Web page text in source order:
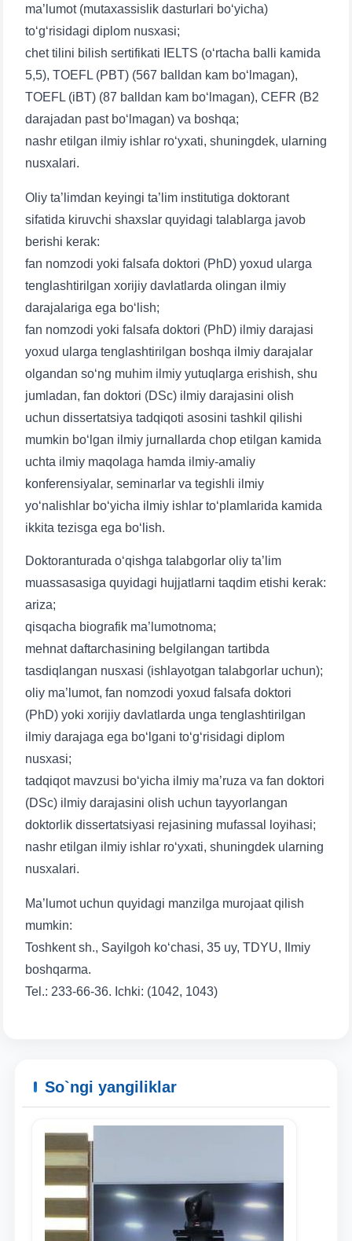
Telefon raqamingiz
Pochta
yuborish
ma’lumot (mutaxassislik dasturlari bo‘yicha)
to‘g‘risidagi diplom nusxasi;
chet tilini bilish sertifikati IELTS (o‘rtacha balli kamida
5,5), TOEFL (PBT) (567 balldan kam bo‘lmagan),
TOEFL (iBT) (87 balldan kam bo‘lmagan), CEFR (B2
darajadan past bo‘lmagan) va boshqa;
nashr etilgan ilmiy ishlar ro‘yxati, shuningdek, ularning
nusxalari.
Oliy ta’limdan keyingi ta’lim institutiga doktorant
sifatida kiruvchi shaxslar quyidagi talablarga javob
berishi kerak:
fan nomzodi yoki falsafa doktori (PhD) yoxud ularga
tenglashtirilgan xorijiy davlatlarda olingan ilmiy
darajalariga ega bo‘lish;
fan nomzodi yoki falsafa doktori (PhD) ilmiy darajasi
yoxud ularga tenglashtirilgan boshqa ilmiy darajalar
olgandan so‘ng muhim ilmiy yutuqlarga erishish, shu
jumladan, fan doktori (DSc) ilmiy darajasini olish
uchun dissertatsiya tadqiqoti asosini tashkil qilishi
mumkin bo‘lgan ilmiy jurnallarda chop etilgan kamida
uchta ilmiy maqolaga hamda ilmiy-amaliy
konferensiyalar, seminarlar va tegishli ilmiy
yo‘nalishlar bo‘yicha ilmiy ishlar to‘plamlarida kamida
ikkita tezisga ega bo‘lish.
Doktoranturada o‘qishga talabgorlar oliy ta’lim
muassasasiga quyidagi hujjatlarni taqdim etishi kerak:
ariza;
qisqacha biografik ma’lumotnoma;
mehnat daftarchasining belgilangan tartibda
tasdiqlangan nusxasi (ishlayotgan talabgorlar uchun);
oliy ma’lumot, fan nomzodi yoxud falsafa doktori
(PhD) yoki xorijiy davlatlarda unga tenglashtirilgan
ilmiy darajaga ega bo‘lgani to‘g‘risidagi diplom
nusxasi;
tadqiqot mavzusi bo‘yicha ilmiy ma’ruza va fan doktori
(DSc) ilmiy darajasini olish uchun tayyorlangan
doktorlik dissertatsiyasi rejasining mufassal loyihasi;
nashr etilgan ilmiy ishlar ro‘yxati, shuningdek ularning
nusxalari.
Ma’lumot uchun quyidagi manzilga murojaat qilish
mumkin:
Toshkent sh., Sayilgoh ko‘chasi, 35 uy, TDYU, Ilmiy
boshqarma.
Tel.: 233-66-36. Ichki: (1042, 1043)
So`ngi yangiliklar